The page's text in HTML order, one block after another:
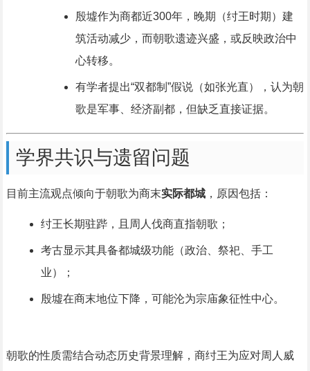
殷墟作为商都近300年，晚期（纣王时期）建
筑活动减少，而朝歌遗迹兴盛，或反映政治中
心转移。
有学者提出“双都制”假说（如张光直），认为朝
歌是军事、经济副都，但缺乏直接证据。
学界共识与遗留问题
目前主流观点倾向于朝歌为商末实际都城，原因包括：
纣王长期驻跸，且周人伐商直指朝歌；
考古显示其具备都城级功能（政治、祭祀、手工
业）；
殷墟在商末地位下降，可能沦为宗庙象征性中心。
朝歌的性质需结合动态历史背景理解，商纣王为应对周人威